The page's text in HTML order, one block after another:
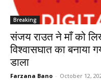
Breaking
संजय राउत ने माँ को
विश्वासघात का बनाया
डाला
Farzana Bano - October 12,